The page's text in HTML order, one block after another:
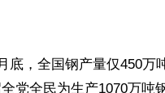
底，全国钢产量仅450万
党全民为生产1070万吨